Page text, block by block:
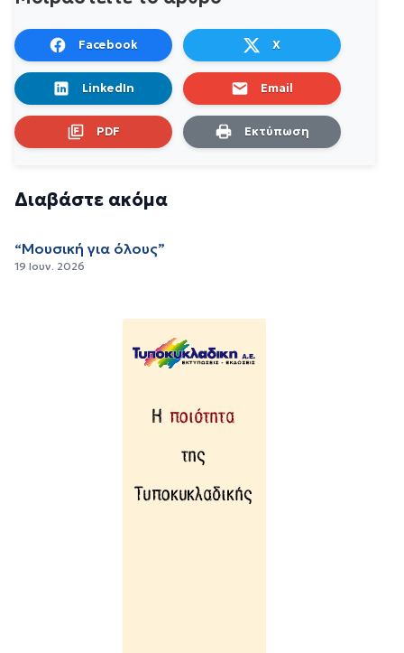
Facebook X
LinkedIn Email
PDF Εκτύπωση
Διαβάστε ακόμα
“Μουσική για όλους”
19 Ιουν. 2026